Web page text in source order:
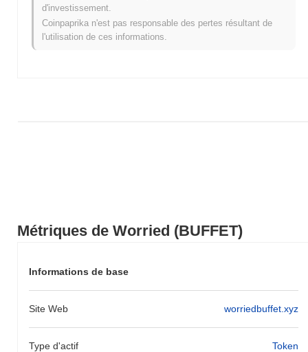
Métriques de Worried (BUFFET)
Informations de base
Site Web worriedbuffet.xyz
Type d'actif Token
Au cours des 7 derniers jours, Worried a a gagné0.00%, sous-
performant le marché crypto global qui a affiché un gain de
1.10%
d'investissement.
Coinpaprika n'est pas responsable des pertes résultant de
l'utilisation de ces informations.